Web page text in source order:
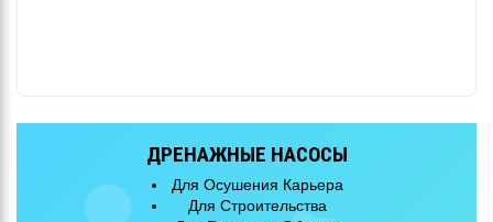
КАНАЛИЗАЦИОННЫЕ НАСОСЫ
Для Очистных Сооружений
Для Городской Канализации